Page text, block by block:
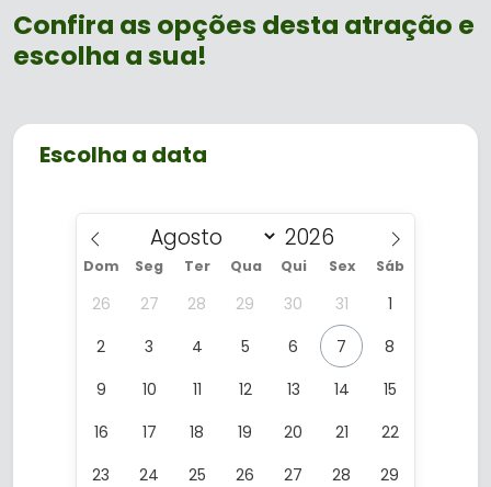
Confira as opções desta atração e
escolha a sua!
Escolha a data
Dom Seg Ter Qua Qui Sex Sáb
26 27 28 29 30 31
1
2
3 4 5 6 7
8
9
10 11 12 13 14
15
16
17 18 19 20 21
22
23
24 25 26 27 28
29